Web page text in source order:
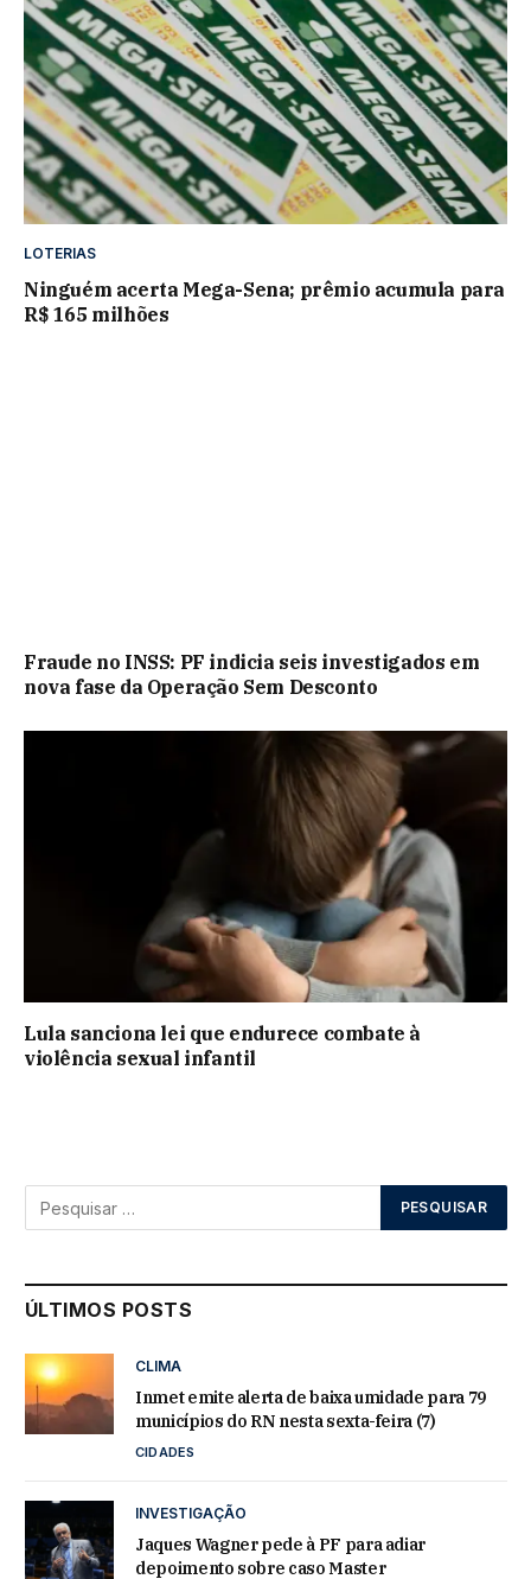
LOTERIAS
Ninguém acerta Mega-Sena; prêmio acumula para
R$ 165 milhões
Fraude no INSS: PF indicia seis investigados em
nova fase da Operação Sem Desconto
Lula sanciona lei que endurece combate à
violência sexual infantil
ÚLTIMOS POSTS
CLIMA
Inmet emite alerta de baixa umidade para 79
municípios do RN nesta sexta-feira (7)
CIDADES
INVESTIGAÇÃO
Jaques Wagner pede à PF para adiar
depoimento sobre caso Master